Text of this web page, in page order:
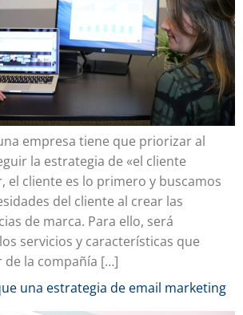
empresa tiene que priorizar al
la estrategia de «el cliente
el cliente es lo primero y buscamos
del cliente al crear las
de marca. Para ello, será
servicios y características que
de la compañía […]
una estrategia de email marketing